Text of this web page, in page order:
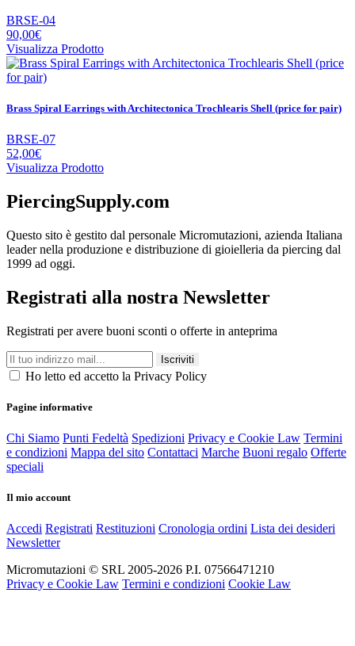
BRSE-04
90,00€
Visualizza Prodotto
Brass Spiral Earrings with Architectonica Trochlearis Shell (price for pair)
BRSE-07
52,00€
Visualizza Prodotto
PiercingSupply.com
Questo sito è gestito dal personale Micromutazioni, azienda Italiana
leader nella produzione e distribuzione di gioielleria da piercing dal
1999 ad oggi.
Registrati alla nostra Newsletter
Registrati per avere buoni sconti o offerte in anteprima
Iscriviti
Ho letto ed accetto la Privacy Policy
Pagine informative
Chi Siamo Punti Fedeltà Spedizioni Privacy e Cookie Law Termini
e condizioni Mappa del sito Contattaci Marche Buoni regalo Offerte
speciali
Il mio account
Accedi Registrati Restituzioni Cronologia ordini Lista dei desideri
Newsletter
Micromutazioni © SRL 2005-2026 P.I. 07566471210
Privacy e Cookie Law Termini e condizioni Cookie Law